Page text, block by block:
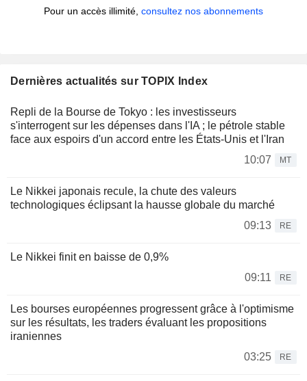
Pour un accès illimité, consultez nos abonnements
Dernières actualités sur TOPIX Index
Repli de la Bourse de Tokyo : les investisseurs
s'interrogent sur les dépenses dans l'IA ; le pétrole stable
face aux espoirs d'un accord entre les États-Unis et l'Iran
10:07
MT
Le Nikkei japonais recule, la chute des valeurs
technologiques éclipsant la hausse globale du marché
09:13
RE
Le Nikkei finit en baisse de 0,9%
09:11
RE
Les bourses européennes progressent grâce à l'optimisme
sur les résultats, les traders évaluant les propositions
iraniennes
03:25
RE